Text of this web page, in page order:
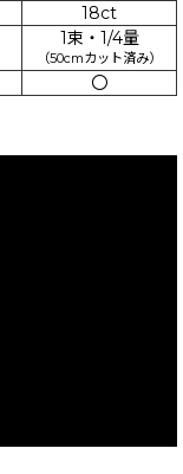
18ct
1束・1/4量
（50cmカット済み）
〇